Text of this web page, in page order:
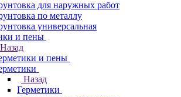
для наружных работ
по металлу
универсальная
и пены
Назад
и пены
Назад
Герметики